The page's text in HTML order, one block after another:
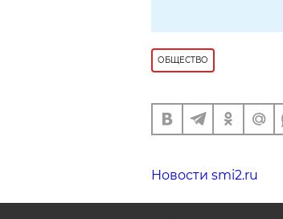
ОБЩЕСТВО
Новости smi2.ru